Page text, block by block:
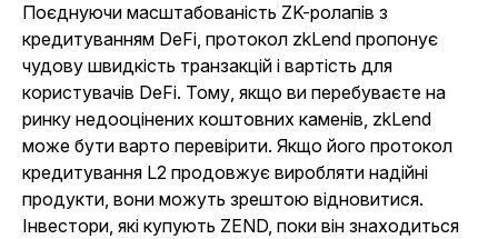
Поєднуючи масштабованість ZK-ролапів з
кредитуванням DeFi, протокол zkLend пропонує
чудову швидкість транзакцій і вартість для
користувачів DeFi. Тому, якщо ви перебуваєте на
ринку недооцінених коштовних каменів, zkLend
може бути варто перевірити. Якщо його протокол
кредитування L2 продовжує виробляти надійні
продукти, вони можуть зрештою відновитися.
Інвестори, які купують ZEND, поки він знаходиться